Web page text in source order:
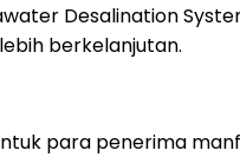
Desalination
berkelanjutan.
para penerima